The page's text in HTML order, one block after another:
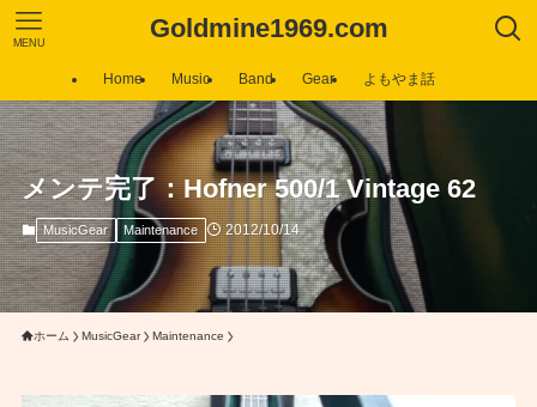
Goldmine1969.com
MENU
Home Music Band Gear よもやま話
メンテ完了：Hofner 500/1 Vintage 62
MusicGear Maintenance 2012/10/14
ホーム MusicGear Maintenance